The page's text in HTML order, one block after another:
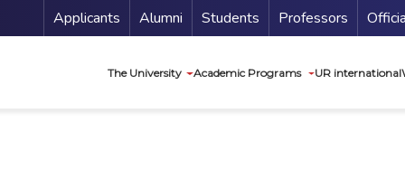
Menu Secundario
Applicants Alumni Students Professors
The University Academic Programs UR international